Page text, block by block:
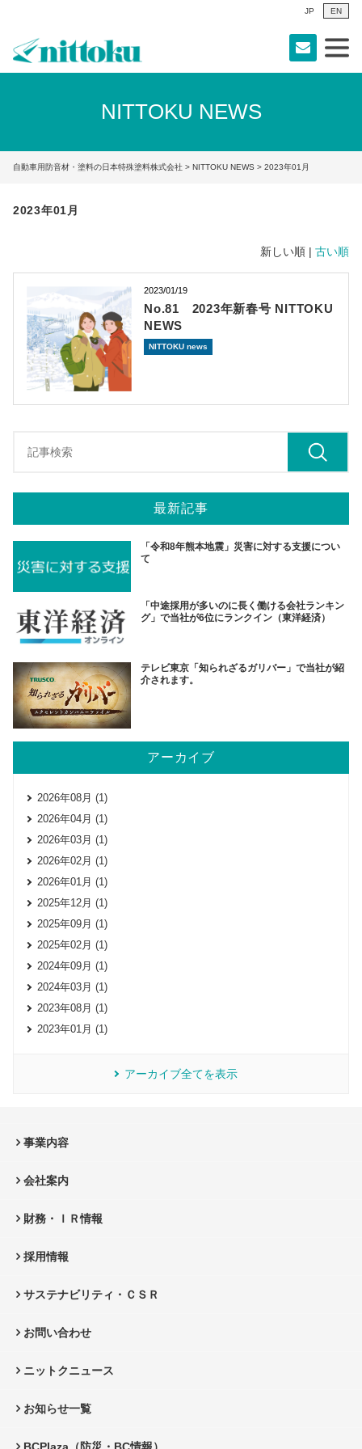
JP EN
NITTOKU NEWS
自動車用防音材・塗料の日本特殊塗料株式会社 > NITTOKU NEWS > 2023年01月
2023年01月
新しい順 | 古い順
2023/01/19
No.81 2023年新春号 NITTOKU
NEWS
NITTOKU news
最新記事
「令和8年熊本地震」災害に対する支援につい
て
「中途採用が多いのに長く働ける会社ランキン
グ」で当社が6位にランクイン（東洋経済）
テレビ東京「知られざるガリバー」で当社が紹
介されます。
アーカイブ
2026年08月 (1)
2026年04月 (1)
2026年03月 (1)
2026年02月 (1)
2026年01月 (1)
2025年12月 (1)
2025年09月 (1)
2025年02月 (1)
2024年09月 (1)
2024年03月 (1)
2023年08月 (1)
2023年01月 (1)
アーカイブ全てを表示
事業内容
会社案内
財務・ＩＲ情報
採用情報
サステナビリティ・ＣＳＲ
お問い合わせ
ニットクニュース
お知らせ一覧
BCPlaza（防災・BC情報）